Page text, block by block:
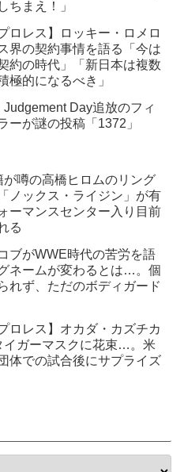
ちまえ！」
ロレス】ロッキー・ロメロ
界の契約事情を語る「今は
約の時代」「新日本は複数
極的になるべき」
Judgement Day追放のフィ
ーが謎の投稿「1372」
が噂の高橋ヒロムのリング
ノックス・ライジン」が有
ーマンスセンター入り目前
る
ブがWWE時代の苦労を語
ネームが変わるとは…。個
れず、ただのボディガード
ロレス】オカダ・カズチカ
イガーマスクに花束…。米
体での試合後にサプライズ